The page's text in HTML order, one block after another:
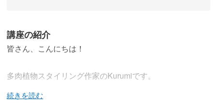
講座の紹介
皆さん、こんにちは！
多肉植物スタイリング作家のKurumiです。